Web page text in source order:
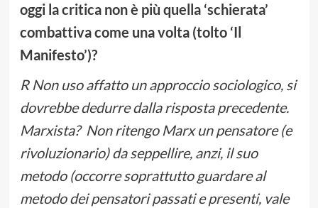
oggi la critica non è più quella ‘schierata’
combattiva come una volta (tolto ‘Il
Manifesto’)?
R Non uso affatto un approccio sociologico, si
dovrebbe dedurre dalla risposta precedente.
Marxista? Non ritengo Marx un pensatore (e
rivoluzionario) da seppellire, anzi, il suo
metodo (occorre soprattutto guardare al
metodo dei pensatori passati e presenti, vale